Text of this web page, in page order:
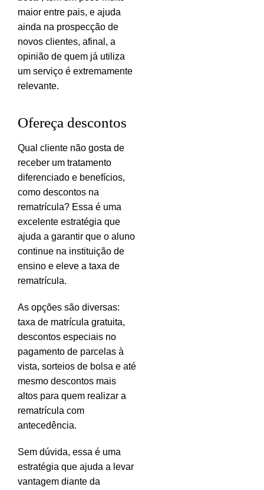
maior entre pais, e ajuda
ainda na prospecção de
novos clientes, afinal, a
opinião de quem já utiliza
um serviço é extremamente
relevante.
Ofereça descontos
Qual cliente não gosta de
receber um tratamento
diferenciado e benefícios,
como descontos na
rematrícula? Essa é uma
excelente estratégia que
ajuda a garantir que o aluno
continue na instituição de
ensino e eleve a taxa de
rematrícula.
As opções são diversas:
taxa de matrícula gratuita,
descontos especiais no
pagamento de parcelas à
vista, sorteios de bolsa e até
mesmo descontos mais
altos para quem realizar a
rematrícula com
antecedência.
Sem dúvida, essa é uma
estratégia que ajuda a levar
vantagem diante da